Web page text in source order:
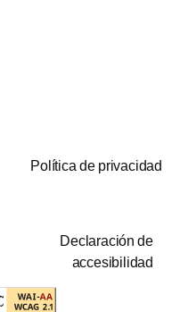
Política de privacidad
Declaración de
accesibilidad